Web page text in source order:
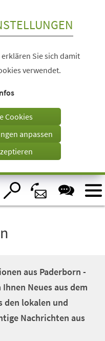
Sie sich damit
verwendet.
Cookies
anpassen
aus Paderborn -
Neues aus dem
den lokalen und
Nachrichten aus